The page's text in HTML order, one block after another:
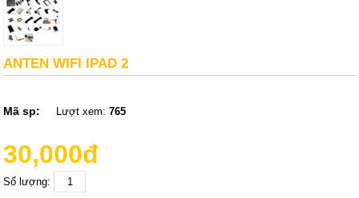
ANTEN WIFI IPAD 2
Mã sp: Lượt xem:765
30,000đ
Số lượng: